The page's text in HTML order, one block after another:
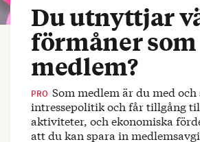
Du utnyttjar
förmåner som
medlem?
PRO Som medlem är du med och
intressepolitik och får tillgång
aktiviteter, och ekonomiska
att du kan spara in